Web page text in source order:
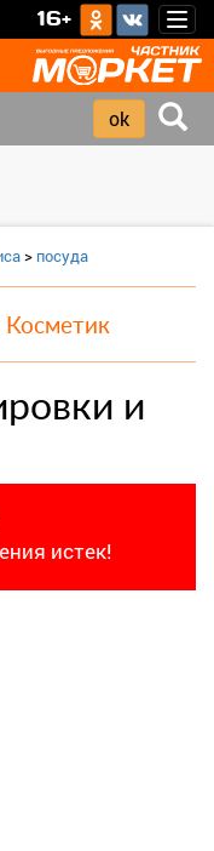
16+
> посуда
Косметик
и
истек!